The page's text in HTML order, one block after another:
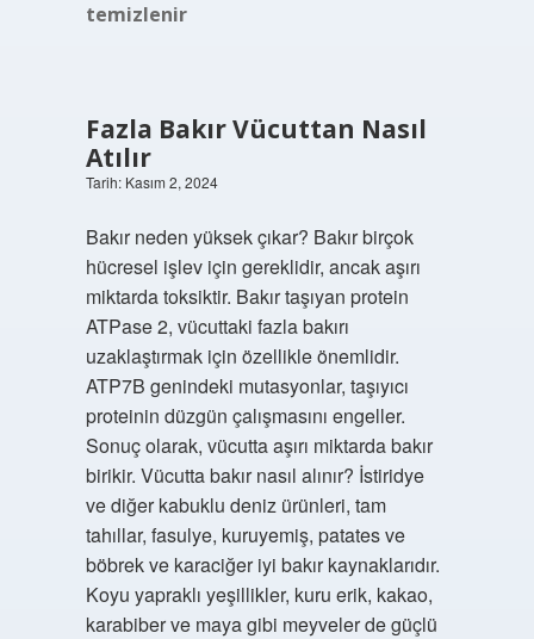
temizlenir
Fazla Bakır Vücuttan Nasıl
Atılır
Tarih: Kasım 2, 2024
Bakır neden yüksek çıkar? Bakır birçok
hücresel işlev için gereklidir, ancak aşırı
miktarda toksiktir. Bakır taşıyan protein
ATPase 2, vücuttaki fazla bakırı
uzaklaştırmak için özellikle önemlidir.
ATP7B genindeki mutasyonlar, taşıyıcı
proteinin düzgün çalışmasını engeller.
Sonuç olarak, vücutta aşırı miktarda bakır
birikir. Vücutta bakır nasıl alınır? İstiridye
ve diğer kabuklu deniz ürünleri, tam
tahıllar, fasulye, kuruyemiş, patates ve
böbrek ve karaciğer iyi bakır kaynaklarıdır.
Koyu yapraklı yeşillikler, kuru erik, kakao,
karabiber ve maya gibi meyveler de güçlü